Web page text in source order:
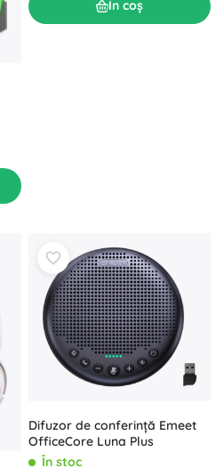
În coș
Difuzor de conferință Emeet
OfficeCore Luna Plus
În stoc